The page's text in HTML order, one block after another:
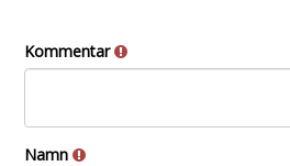
Kommentar
Namn